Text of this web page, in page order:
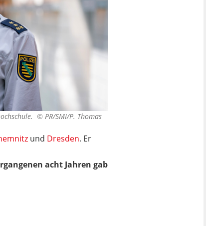
© PR/SMI/P. Thomas
und Dresden. Er
acht Jahren gab